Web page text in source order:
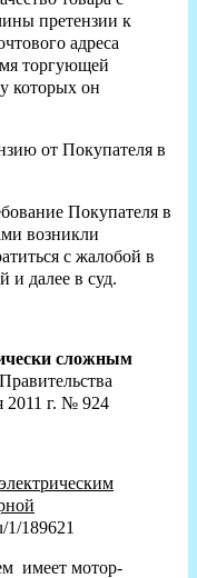
претензии к
адреса
торгующей
которых он
от Покупателя в
Покупателя в
возникли
с жалобой в
и далее в суд.
сложным
2011 г. № 924
1/189621
имеет мотор-